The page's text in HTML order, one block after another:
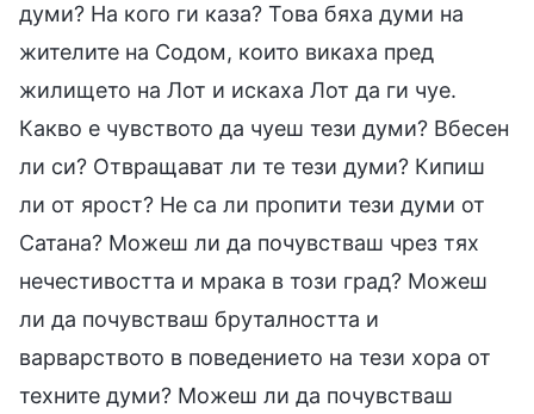
думи? На кого ги каза? Това бяха думи на
жителите на Содом, които викаха пред
жилището на Лот и искаха Лот да ги чуе.
Какво е чувството да чуеш тези думи? Вбесен
ли си? Отвращават ли те тези думи? Кипиш
ли от ярост? Не са ли пропити тези думи от
Сатана? Можеш ли да почувстваш чрез тях
нечестивостта и мрака в този град? Можеш
ли да почувстваш бруталността и
варварството в поведението на тези хора от
техните думи? Можеш ли да почувстваш